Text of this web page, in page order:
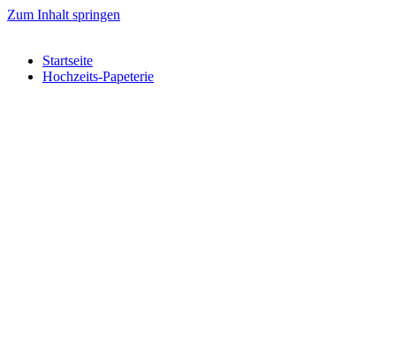
Zum Inhalt springen
Startseite
Hochzeits-Papeterie